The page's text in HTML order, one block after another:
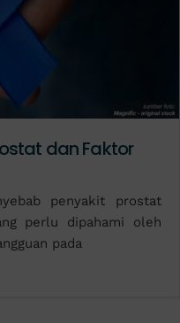
dan Faktor
penyakit prostat
perlu dipahami oleh
pada